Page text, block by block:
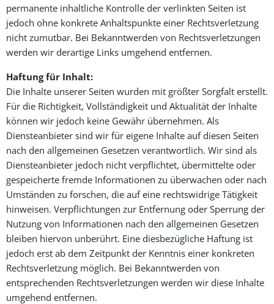
permanente inhaltliche Kontrolle der verlinkten Seiten ist
jedoch ohne konkrete Anhaltspunkte einer Rechtsverletzung
nicht zumutbar. Bei Bekanntwerden von Rechtsverletzungen
werden wir derartige Links umgehend entfernen.
Haftung für Inhalt:
Die Inhalte unserer Seiten wurden mit größter Sorgfalt erstellt.
Für die Richtigkeit, Vollständigkeit und Aktualität der Inhalte
können wir jedoch keine Gewähr übernehmen. Als
Diensteanbieter sind wir für eigene Inhalte auf diesen Seiten
nach den allgemeinen Gesetzen verantwortlich. Wir sind als
Diensteanbieter jedoch nicht verpflichtet, übermittelte oder
gespeicherte fremde Informationen zu überwachen oder nach
Umständen zu forschen, die auf eine rechtswidrige Tätigkeit
hinweisen. Verpflichtungen zur Entfernung oder Sperrung der
Nutzung von Informationen nach den allgemeinen Gesetzen
bleiben hiervon unberührt. Eine diesbezügliche Haftung ist
jedoch erst ab dem Zeitpunkt der Kenntnis einer konkreten
Rechtsverletzung möglich. Bei Bekanntwerden von
entsprechenden Rechtsverletzungen werden wir diese Inhalte
umgehend entfernen.